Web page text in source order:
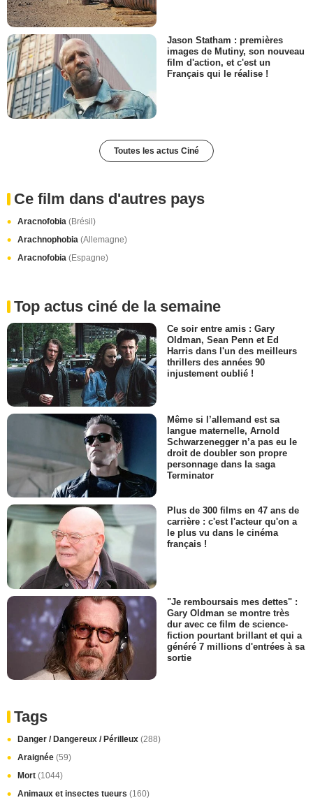
Jason Statham : premières
images de Mutiny, son nouveau
film d'action, et c'est un
Français qui le réalise !
Toutes les actus Ciné
Ce film dans d'autres pays
Aracnofobia (Brésil)
Arachnophobia (Allemagne)
Aracnofobia (Espagne)
Top actus ciné de la semaine
Ce soir entre amis : Gary
Oldman, Sean Penn et Ed
Harris dans l'un des meilleurs
thrillers des années 90
injustement oublié !
Même si l’allemand est sa
langue maternelle, Arnold
Schwarzenegger n’a pas eu le
droit de doubler son propre
personnage dans la saga
Terminator
Plus de 300 films en 47 ans de
carrière : c'est l'acteur qu'on a
le plus vu dans le cinéma
français !
"Je remboursais mes dettes" :
Gary Oldman se montre très
dur avec ce film de science-
fiction pourtant brillant et qui a
généré 7 millions d'entrées à sa
sortie
Tags
Danger / Dangereux / Périlleux (288)
Araignée (59)
Mort (1044)
Animaux et insectes tueurs (160)